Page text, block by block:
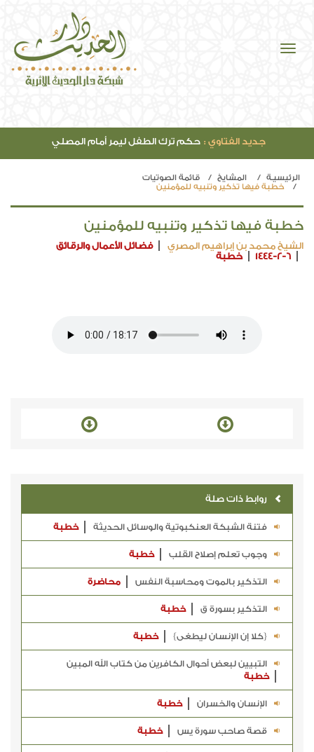
جديد الفتاوي : حكم ترك الطفل ليمر أمام المصلي
الرئيسيـة المشايخ
قائمة الصوتيات
خطبة فيها تذكير وتنبيه للمؤمنين
خطبة فيها تذكير وتنبيه للمؤمنين
الشيخ محمد بن إبراهيم المصري
فضائل الأعمال والرقائق
1444-2-6
خطبة
روابط ذات صلة
فتنة الشبكة العنكبوتية والوسائل الحديثة خطبة
وجوب تعلم إصلاح القلب خطبة
التذكير بالموت ومحاسبة النفس محاضرة
التذكير بسورة ق خطبة
{كلا إن الإنسان ليطغى} خطبة
التبيين لبعض أحوال الكافرين من كتاب الله المبين
خطبة
الإنسان والخسران خطبة
قصة صاحب سورة يس خطبة